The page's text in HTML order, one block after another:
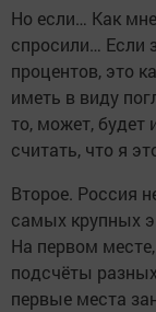
Но если… Как
спросили… Если
процентов, это
иметь в виду
то, может, будет
считать, что я
Второе. Россия
самых крупных
На первом
подсчёты
первые места